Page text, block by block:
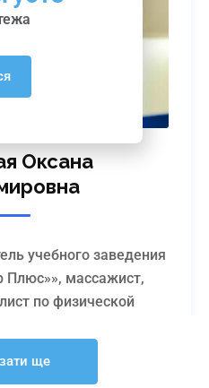
Оксана
учебного заведения
Плюс»», массажист,
по физической
«Партнер
ще